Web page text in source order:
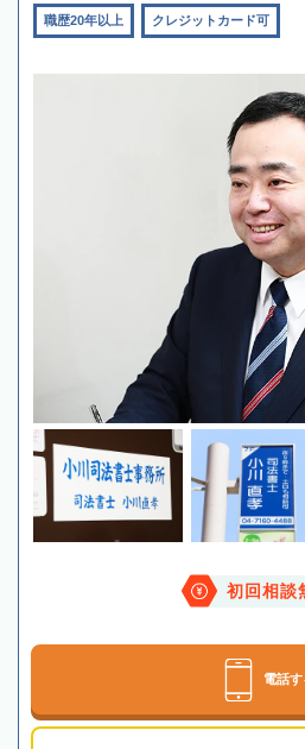
職歴20年以上 クレジットカード可
初回相談
電話す